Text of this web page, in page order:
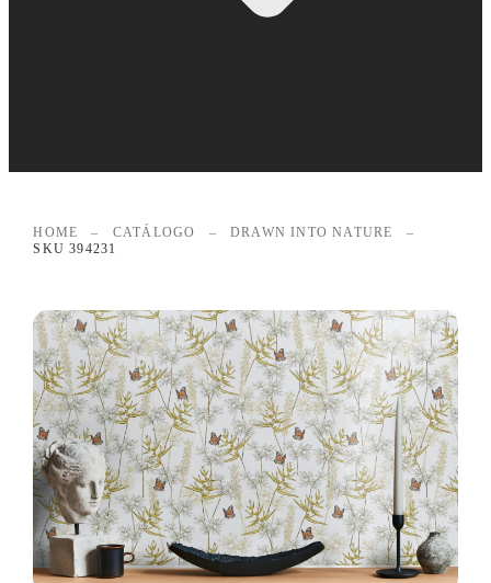
HOME – CATÁLOGO – DRAWN INTO NATURE
–
SKU 394231